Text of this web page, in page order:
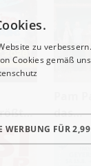
Air
das
zu
Cookies gemäß
WERBUNG FÜR